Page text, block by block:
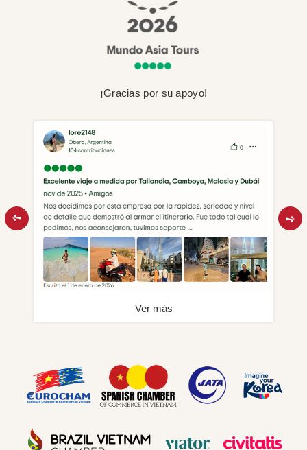
¡Gracias por su apoyo!
Ver más